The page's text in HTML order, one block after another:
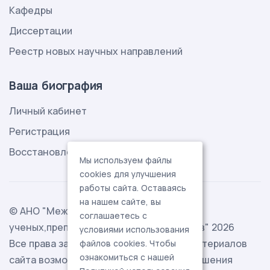
Кафедры
Диссертации
Реестр новых научных направлений
Ваша биография
Личный кабинет
Регистрация
Восстановление пароля
© АНО "Международная ассоциация
ученых,преподавателей и специалистов" 2026
Все права защищены. Использование материалов
сайта возможно исключительно с разрешения
Мы используем файлы
cookies для улучшения
работы сайта. Оставаясь
на нашем сайте, вы
соглашаетесь с
условиями использования
файлов cookies. Чтобы
ознакомиться с нашей